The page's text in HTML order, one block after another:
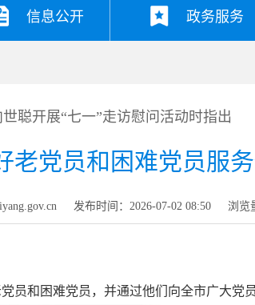
信息公开 政务服务
世聪开展“七一”走访慰问活动时指出
老党员和困难党员服
发布时间：2026-07-02 08:50 浏览
和困难党员，并通过他们向全市广大党员